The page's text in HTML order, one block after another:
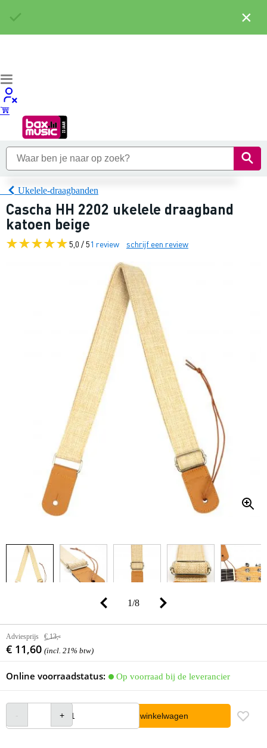
Ukelele-draagbanden
Cascha HH 2202 ukelele draagband
katoen beige
5,0 / 51 review schrijf een review
1/8
Adviesprijs € 13,-
€ 11,60 (incl. 21% btw)
Online voorraadstatus: Op voorraad bij de leverancier
In winkelwagen
×